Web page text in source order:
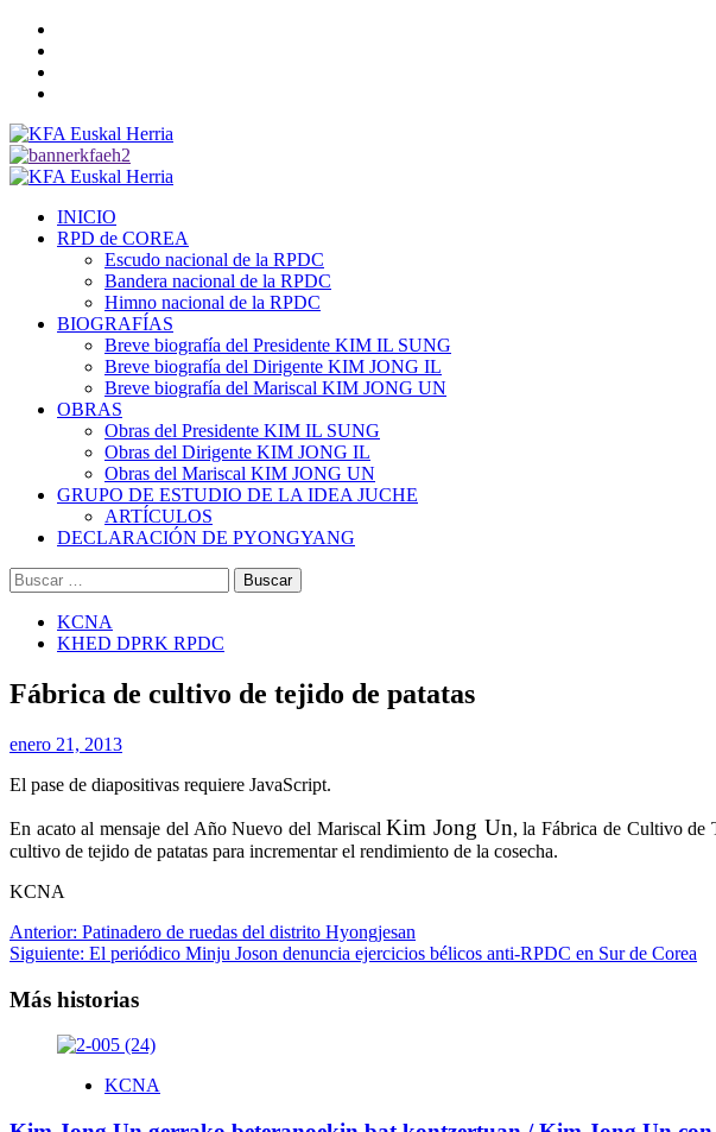
Saltar
contenido
Menú
INICIO
RPD de COREA
Escudo nacional de la RPDC
Bandera nacional de la RPDC
Himno nacional de la RPDC
BIOGRAFÍAS
Breve biografía del Presidente KIM IL SUNG
Breve biografía del Dirigente KIM JONG IL
Breve biografía del Mariscal KIM JONG UN
OBRAS
Obras del Presidente KIM IL SUNG
Obras del Dirigente KIM JONG IL
Obras del Mariscal KIM JONG UN
GRUPO DE ESTUDIO DE LA IDEA JUCHE
ARTÍCULOS
DECLARACIÓN DE PYONGYANG
Buscar:
KCNA
KHED DPRK RPDC
Fábrica de cultivo de tejido de patatas
enero 21, 2013
El pase de diapositivas requiere JavaScript.
En acato al mensaje del Año Nuevo del Mariscal Kim Jong Un, la Fábrica de Cultivo de
cultivo de tejido de patatas para incrementar el rendimiento de la cosecha.
KCNA
Navegación
de
entradas
Anterior: Patinadero de ruedas del distrito Hyongjesan
Siguiente: El periódico Minju Joson denuncia ejercicios bélicos anti-RPDC en Sur de Corea
Más historias
KCNA